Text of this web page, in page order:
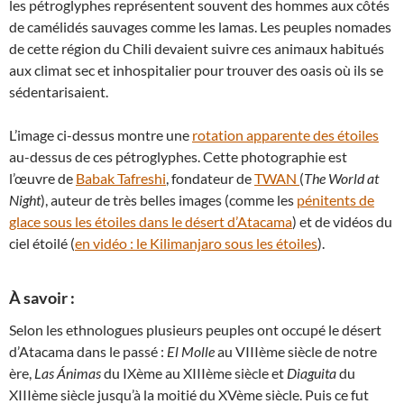
les pétroglyphes représentent souvent des hommes aux côtés
de camélidés sauvages comme les lamas. Les peuples nomades
de cette région du Chili devaient suivre ces animaux habitués
aux climat sec et inhospitalier pour trouver des oasis où ils se
sédentarisaient.
L’image ci-dessus montre une rotation apparente des étoiles
au-dessus de ces pétroglyphes. Cette photographie est
l’œuvre de Babak Tafreshi , fondateur deTWAN (The World at
Night), auteur de très belles images (comme les pénitents de
glace sous les étoiles dans le désert d’Atacama) et de vidéos du
ciel étoilé (en vidéo : le Kilimanjaro sous les étoiles).
À savoir :
Selon les ethnologues plusieurs peuples ont occupé le désert
d’Atacama dans le passé : El Molleau VIIIème siècle de notre
ère, Las Ánimasdu IXème au XIIIème siècle et Diaguitadu
XIIIème siècle jusqu’à la moitié du XVème siècle. Puis ce fut